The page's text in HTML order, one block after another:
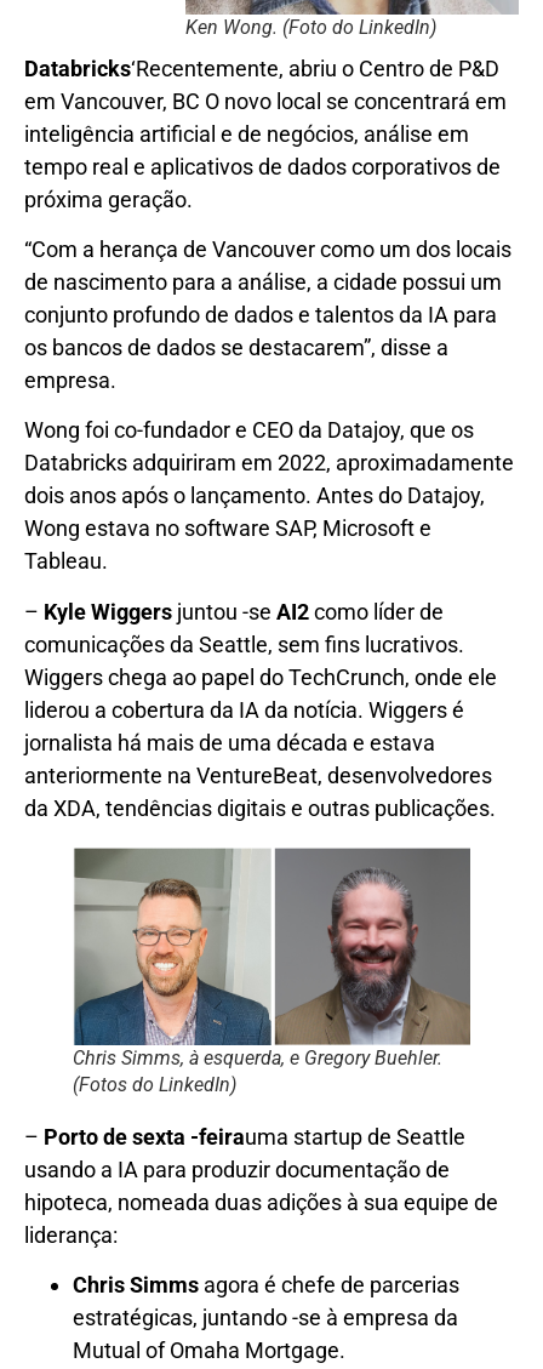
Ken Wong. (Foto do LinkedIn)
Databricks‘Recentemente, abriu o Centro de P&D
em Vancouver, BC O novo local se concentrará em
inteligência artificial e de negócios, análise em
tempo real e aplicativos de dados corporativos de
próxima geração.
“Com a herança de Vancouver como um dos locais
de nascimento para a análise, a cidade possui um
conjunto profundo de dados e talentos da IA para
os bancos de dados se destacarem”, disse a
empresa.
Wong foi co-fundador e CEO da Datajoy, que os
Databricks adquiriram em 2022, aproximadamente
dois anos após o lançamento. Antes do Datajoy,
Wong estava no software SAP, Microsoft e
Tableau.
– Kyle Wiggers juntou -se AI2como líder de
comunicações da Seattle, sem fins lucrativos.
Wiggers chega ao papel do TechCrunch, onde ele
liderou a cobertura da IA da notícia. Wiggers é
jornalista há mais de uma década e estava
anteriormente na VentureBeat, desenvolvedores
da XDA, tendências digitais e outras publicações.
Chris Simms, à esquerda, e Gregory Buehler.
(Fotos do LinkedIn)
– Porto de sexta -feirauma startup de Seattle
usando a IA para produzir documentação de
hipoteca, nomeada duas adições à sua equipe de
liderança:
Chris Simms agora é chefe de parcerias
estratégicas, juntando -se à empresa da
Mutual of Omaha Mortgage.